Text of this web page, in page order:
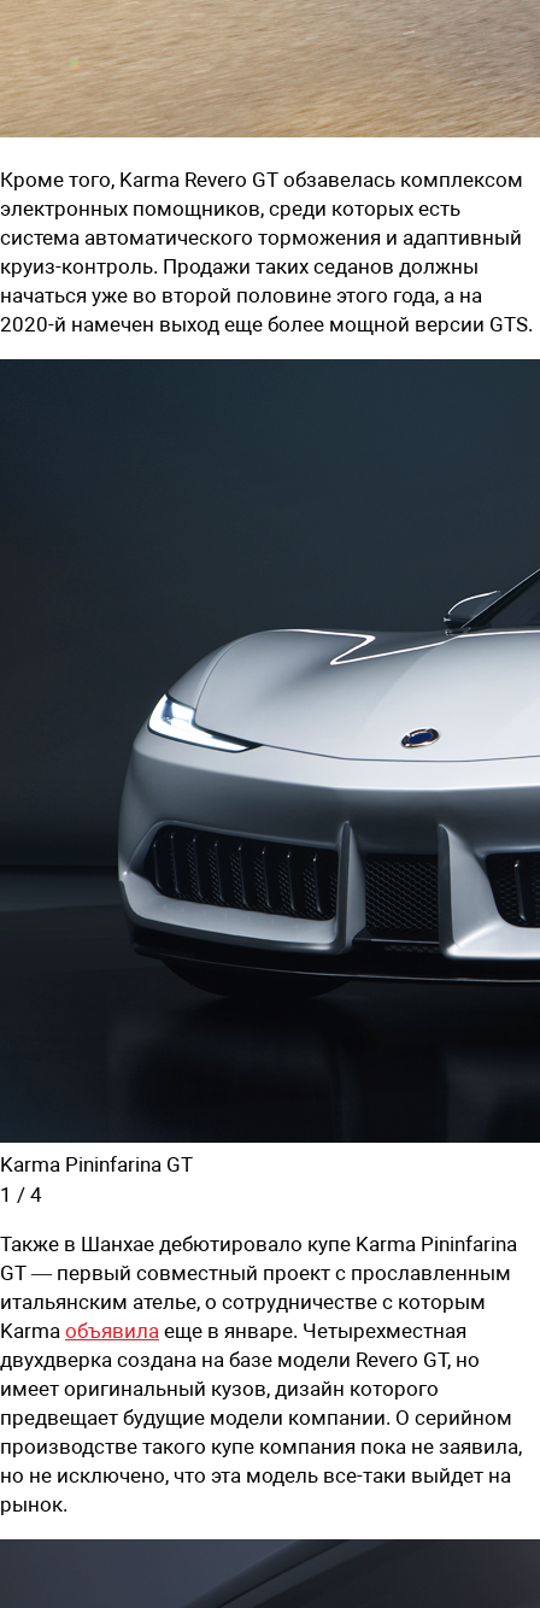
Кроме того, Karma Revero GT обзавелась комплексом
электронных помощников, среди которых есть
система автоматического торможения и адаптивный
круиз-контроль. Продажи таких седанов должны
начаться уже во второй половине этого года, а на
2020-й намечен выход еще более мощной версии GTS.
Karma Pininfarina GT
1 / 4
Также в Шанхае дебютировало купе Karma Pininfarina
GT — первый совместный проект с прославленным
итальянским ателье, о сотрудничестве с которым
Karma объявила еще в январе. Четырехместная
двухдверка создана на базе модели Revero GT, но
имеет оригинальный кузов, дизайн которого
предвещает будущие модели компании. О серийном
производстве такого купе компания пока не заявила,
но не исключено, что эта модель все-таки выйдет на
рынок.